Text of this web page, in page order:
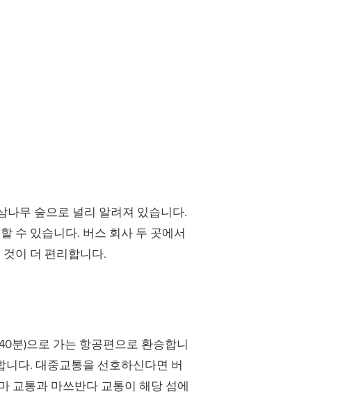
나무 숲으로 널리 알려져 있습니다.
수 있습니다. 버스 회사 두 곳에서
이 더 편리합니다.
분)으로 가는 항공편으로 환승합니
다. 대중교통을 선호하신다면 버
교통과 마쓰반다 교통이 해당 섬에